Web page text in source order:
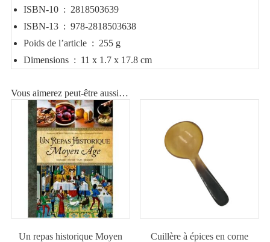
ISBN-10 ‏ : ‎ 2818503639
ISBN-13 ‏ : ‎ 978-2818503638
Poids de l’article ‏ : ‎ 255 g
Dimensions ‏ : ‎ 11 x 1.7 x 17.8 cm
Vous aimerez peut-être aussi…
Un repas historique Moyen
Cuillère à épices en corne